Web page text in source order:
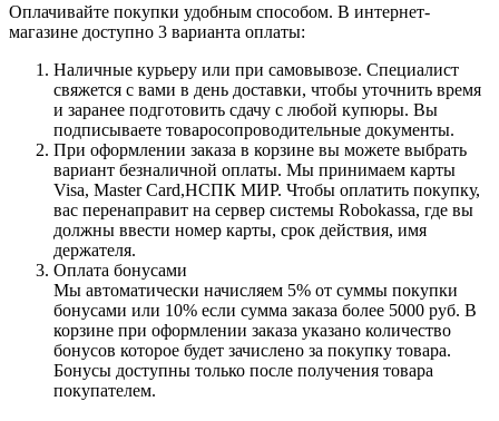
Оплачивайте покупки удобным способом. В интернет-
магазине доступно 3 варианта оплаты:
Наличные курьеру или при самовывозе. Специалист
свяжется с вами в день доставки, чтобы уточнить время
и заранее подготовить сдачу с любой купюры. Вы
подписываете товаросопроводительные документы.
При оформлении заказа в корзине вы можете выбрать
вариант безналичной оплаты. Мы принимаем карты
Visa, Master Card,НСПК МИР. Чтобы оплатить покупку,
вас перенаправит на сервер системы Robokassa, где вы
должны ввести номер карты, срок действия, имя
держателя.
Оплата бонусами
Мы автоматически начисляем 5% от суммы покупки
бонусами или 10% если сумма заказа более 5000 руб. В
корзине при оформлении заказа указано количество
бонусов которое будет зачислено за покупку товара.
Бонусы доступны только после получения товара
покупателем.